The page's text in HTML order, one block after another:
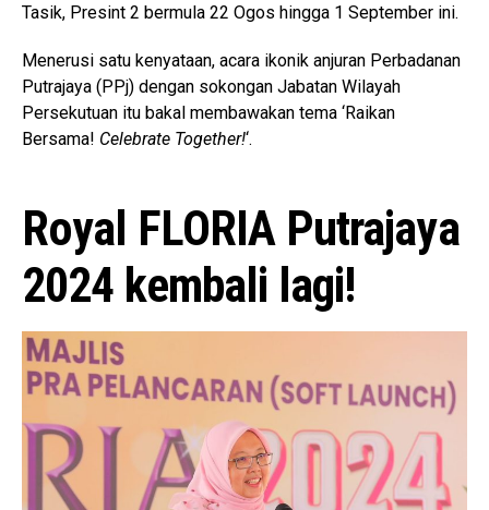
Tasik, Presint 2 bermula 22 Ogos hingga 1 September ini.
Menerusi satu kenyataan, acara ikonik anjuran Perbadanan
Putrajaya (PPj) dengan sokongan Jabatan Wilayah
Persekutuan itu bakal membawakan tema ‘Raikan
Bersama! Celebrate Together!‘.
Royal FLORIA Putrajaya
2024 kembali lagi!